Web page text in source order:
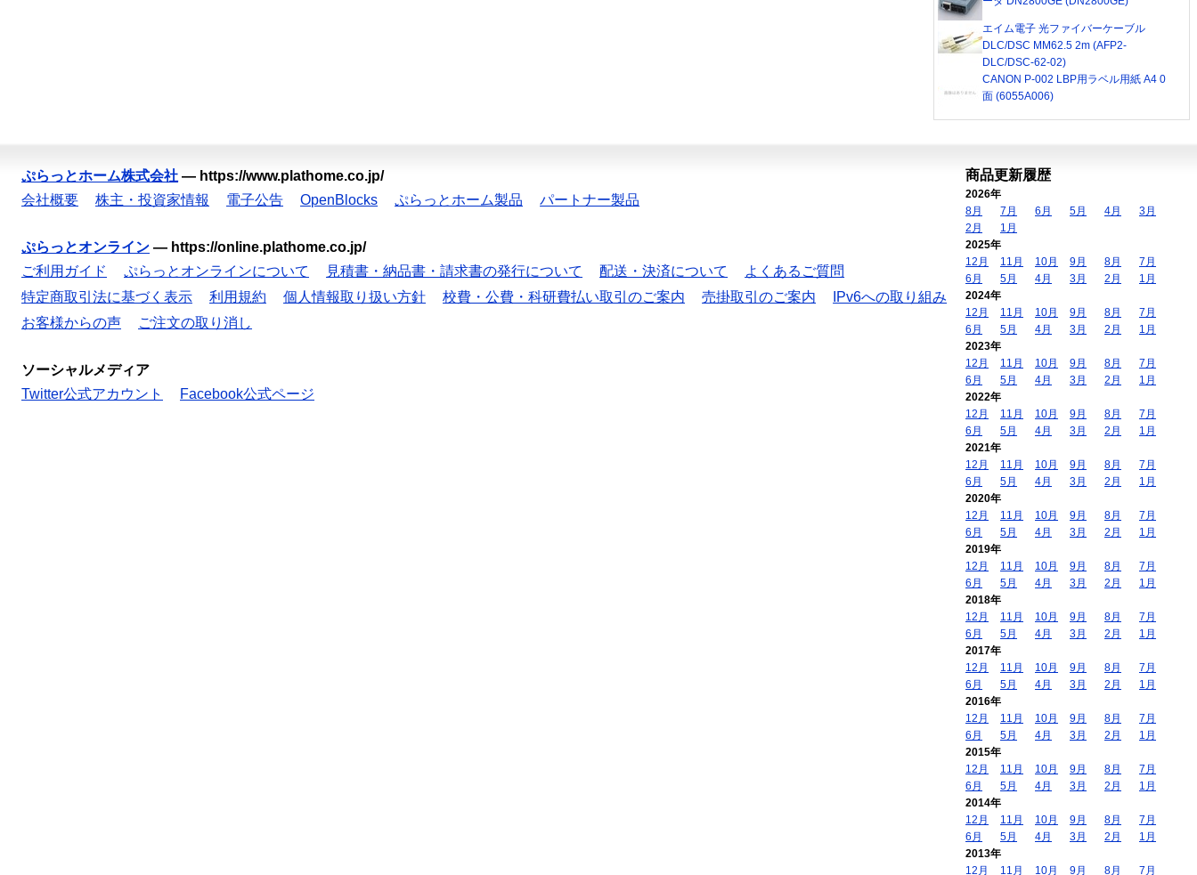
エイム電子 光ファイバーケーブル
DLC/DSC MM62.5 2m (AFP2-
DLC/DSC-62-02)
CANON P-002 LBP用ラベル用紙 A4 0
面 (6055A006)
ぷらっとホーム株式会社 — https://www.plathome.co.jp/
会社概要
株主・投資家情報 電子公告 OpenBlocks ぷらっとホーム製品 パートナー製品
ぷらっとオンライン — https://online.plathome.co.jp/
ご利用ガイド
ぷらっとオンラインについて 見積書・納品書・請求書の発行について 配送・決済について
よくあるご質問
特定商取引法に基づく表示
利用規約 個人情報取り扱い方針 校費・公費・科研費払い取引のご案内 売掛取引のご案内
IPv6への取り組み
お客様からの声
ご注文の取り消し
ソーシャルメディア
Twitter公式アカウント
Facebook公式ページ
商品更新履歴
2026年
8月
7月 6月 5月 4月
3月
2月
1月
2025年
12月
11月 10月 9月 8月
7月
6月
5月 4月 3月 2月
1月
2024年
12月
11月 10月 9月 8月
7月
6月
5月 4月 3月 2月
1月
2023年
12月
11月 10月 9月 8月
7月
6月
5月 4月 3月 2月
1月
2022年
12月
11月 10月 9月 8月
7月
6月
5月 4月 3月 2月
1月
2021年
12月
11月 10月 9月 8月
7月
6月
5月 4月 3月 2月
1月
2020年
12月
11月 10月 9月 8月
7月
6月
5月 4月 3月 2月
1月
2019年
12月
11月 10月 9月 8月
7月
6月
5月 4月 3月 2月
1月
2018年
12月
11月 10月 9月 8月
7月
6月
5月 4月 3月 2月
1月
2017年
12月
11月 10月 9月 8月
7月
6月
5月 4月 3月 2月
1月
2016年
12月
11月 10月 9月 8月
7月
6月
5月 4月 3月 2月
1月
2015年
12月
11月 10月 9月 8月
7月
6月
5月 4月 3月 2月
1月
2014年
12月
11月 10月 9月 8月
7月
6月
5月 4月 3月 2月
1月
2013年
12月
11月 10月 9月 8月 7月